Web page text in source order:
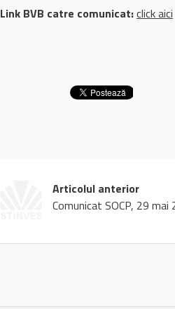
Link BVB catre comunicat:click aici
Articolul anterior
Comunicat SOCP, 29 mai